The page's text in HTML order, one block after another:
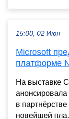
15:00, 02 Июн
Microsoft
платформе
На выставке
анонсировала
в
новейшей